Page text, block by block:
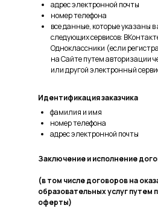
адрес электронной почты
номер телефона
все данные, которые указаны в
следующих сервисов:
Одноклассники (если
на Сайте путем авторизации
или другой электронный
фамилия и имя
номер телефона
адрес электронной почты
Идентификация заказчика
Заключение и исполнение
(в том числе договоров на
образовательных услуг путем
оферты)